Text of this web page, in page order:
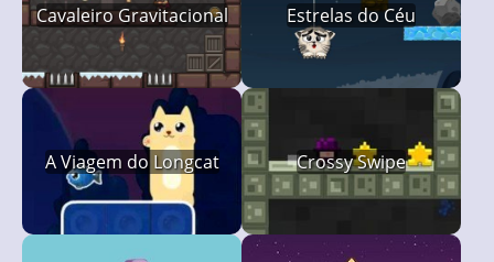
Cavaleiro Gravitacional Estrelas do Céu
A Viagem do Longcat Crossy Swipe